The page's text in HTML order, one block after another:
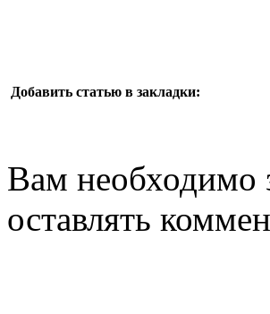
Добавить статью в закладки:
Вам необходимо
оставлять